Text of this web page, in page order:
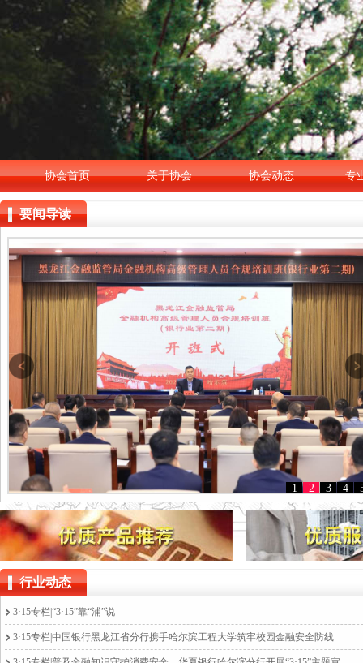
协会首页 关于协会 协会动态 专
要闻导读
1 2 3 4
行业动态
3·15专栏|“3·15”靠“浦”说
3·15专栏|中国银行黑龙江省分行携手哈尔滨工程大学筑牢校园金融安全防线